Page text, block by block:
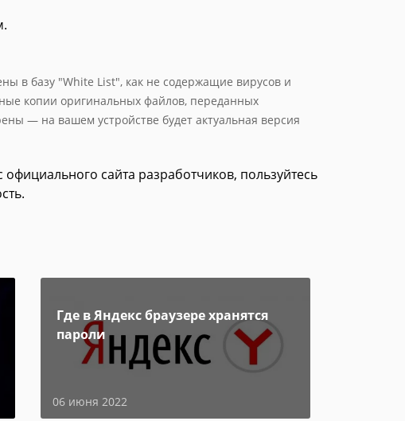
в базу "White List", как не содержащие вирусов и
копии оригинальных файлов, переданных
— на вашем устройстве будет актуальная версия
сайта разработчиков, пользуйтесь
Где в Яндекс браузере хранятся
пароли
06 июня 2022